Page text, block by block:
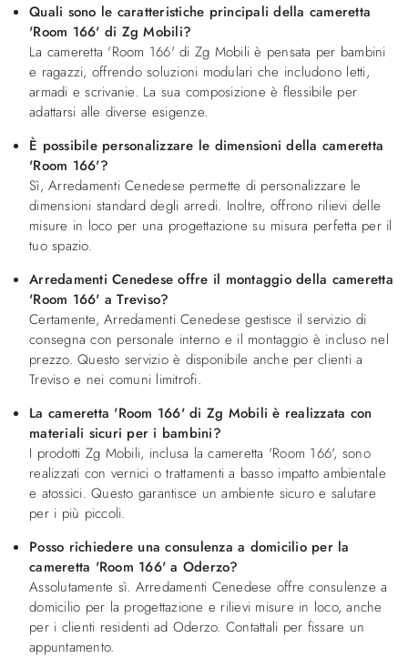
Quali sono le caratteristiche principali della cameretta
'Room 166' di Zg Mobili?
La cameretta 'Room 166' di Zg Mobili è pensata per bambini
e ragazzi, offrendo soluzioni modulari che includono letti,
armadi e scrivanie. La sua composizione è flessibile per
adattarsi alle diverse esigenze.
È possibile personalizzare le dimensioni della cameretta
'Room 166'?
Sì, Arredamenti Cenedese permette di personalizzare le
dimensioni standard degli arredi. Inoltre, offrono rilievi delle
misure in loco per una progettazione su misura perfetta per il
tuo spazio.
Arredamenti Cenedese offre il montaggio della cameretta
'Room 166' a Treviso?
Certamente, Arredamenti Cenedese gestisce il servizio di
consegna con personale interno e il montaggio è incluso nel
prezzo. Questo servizio è disponibile anche per clienti a
Treviso e nei comuni limitrofi.
La cameretta 'Room 166' di Zg Mobili è realizzata con
materiali sicuri per i bambini?
I prodotti Zg Mobili, inclusa la cameretta 'Room 166', sono
realizzati con vernici o trattamenti a basso impatto ambientale
e atossici. Questo garantisce un ambiente sicuro e salutare
per i più piccoli.
Posso richiedere una consulenza a domicilio per la
cameretta 'Room 166' a Oderzo?
Assolutamente sì. Arredamenti Cenedese offre consulenze a
domicilio per la progettazione e rilievi misure in loco, anche
per i clienti residenti ad Oderzo. Contattali per fissare un
appuntamento.